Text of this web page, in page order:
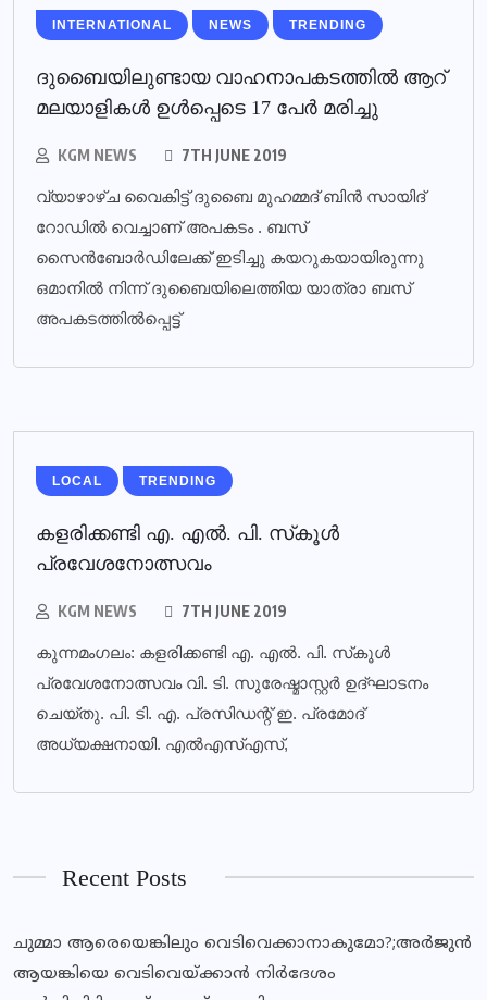
INTERNATIONAL NEWS TRENDING
ദുബൈയിലുണ്ടായ വാഹനാപകടത്തില്‍ ആറ്
മലയാളികള്‍ ഉള്‍പ്പെടെ 17 പേര്‍ മരിച്ചു
KGM NEWS 7TH JUNE 2019
വ്യാഴാഴ്ച വൈകിട്ട് ദുബൈ മുഹമ്മദ് ബിൻ സായിദ്
റോഡിൽ വെച്ചാണ് അപകടം . ബസ്
സൈൻബോർഡിലേക്ക് ഇടിച്ചു കയറുകയായിരുന്നു
ഒമാനിൽ നിന്ന് ദുബൈയിലെത്തിയ യാത്രാ ബസ്
അപകടത്തിൽപ്പെട്ട്
LOCAL TRENDING
കളരിക്കണ്ടി എ. എല്‍. പി. സ്‌കൂള്‍
പ്രവേശനോത്സവം
KGM NEWS 7TH JUNE 2019
കുന്നമംഗലം: കളരിക്കണ്ടി എ. എല്‍. പി. സ്‌കൂള്‍
പ്രവേശനോത്സവം വി. ടി. സുരേഷ്മാസ്റ്റര്‍ ഉദ്ഘാടനം
ചെയ്തു. പി. ടി. എ. പ്രസിഡന്റ് ഇ. പ്രമോദ്
അധ്യക്ഷനായി. എല്‍എസ്എസ്,
Recent Posts
ചുമ്മാ ആരെയെങ്കിലും വെടിവെക്കാനാകുമോ?;അര്‍ജുന്‍
ആയങ്കിയെ വെടിവെയ്ക്കാന്‍ നിര്‍ദേശം